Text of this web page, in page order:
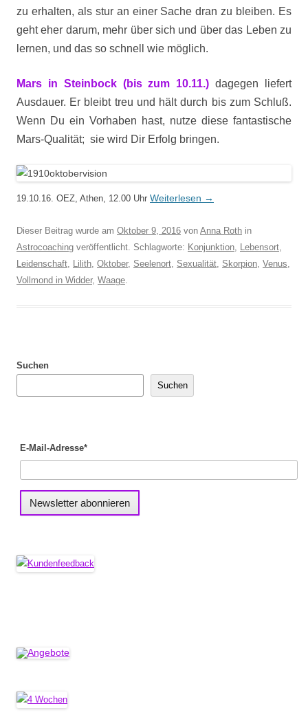
zu erhalten, als stur an einer Sache dran zu bleiben. Es
geht eher darum, mehr über sich und über das Leben zu
lernen, und das so schnell wie möglich.
Mars in Steinbock (bis zum 10.11.)dagegen liefert
Ausdauer. Er bleibt treu und hält durch bis zum Schluß.
Wenn Du ein Vorhaben hast, nutze diese fantastische
Mars-Qualität; sie wird Dir Erfolg bringen.
19.10.16. OEZ, Athen, 12.00 Uhr Weiterlesen →
Dieser Beitrag wurde am Oktober 9, 2016 von Anna Roth in
Astrocoaching veröffentlicht. Schlagworte: Konjunktion, Lebensort,
Leidenschaft, Lilith, Oktober, Seelenort, Sexualität, Skorpion, Venus,
Vollmond in Widder, Waage.
Suchen
Suchen
E-Mail-Adresse*